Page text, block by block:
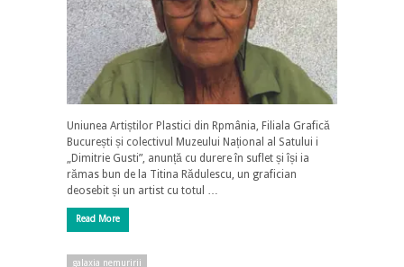
Uniunea Artiștilor Plastici din Rpmânia, Filiala Grafică
București și colectivul Muzeului Național al Satului i
„Dimitrie Gusti”, anunță cu durere în suflet și își ia
rămas bun de la Titina Rădulescu, un grafician
deosebit și un artist cu totul …
Read More
galaxia nemuririi